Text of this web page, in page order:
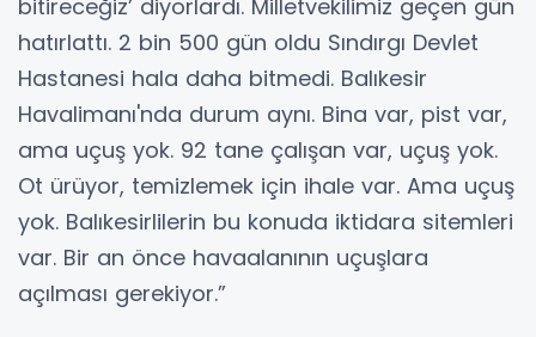
bitireceğiz’ diyorlardı. Milletvekilimiz geçen gün
hatırlattı. 2 bin 500 gün oldu Sındırgı Devlet
Hastanesi hala daha bitmedi. Balıkesir
Havalimanı'nda durum aynı. Bina var, pist var,
ama uçuş yok. 92 tane çalışan var, uçuş yok.
Ot ürüyor, temizlemek için ihale var. Ama uçuş
yok. Balıkesirlilerin bu konuda iktidara sitemleri
var. Bir an önce havaalanının uçuşlara
açılması gerekiyor.”